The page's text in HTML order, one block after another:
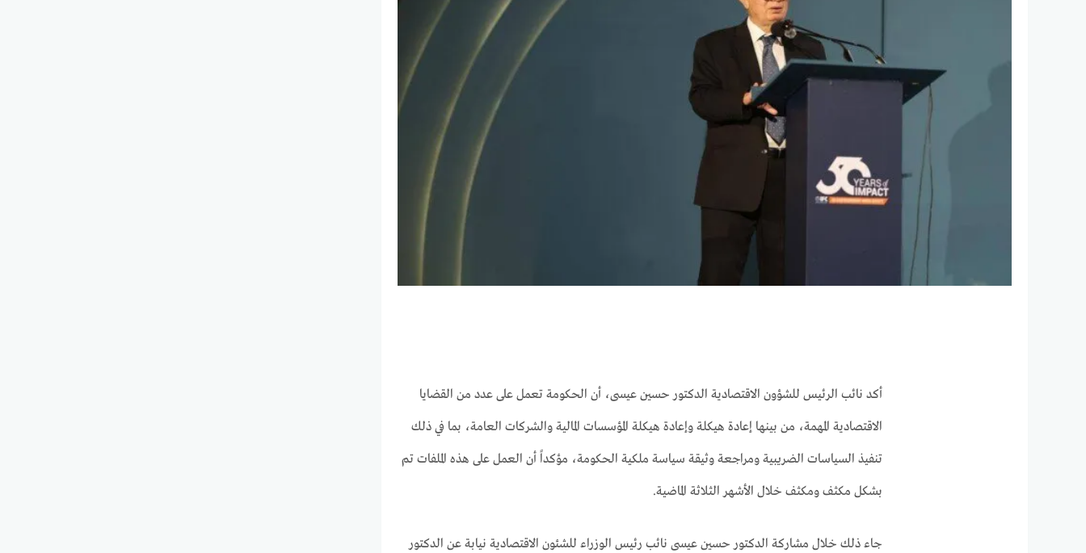
أكد نائب الرئيس للشؤون الاقتصادية الدكتور حسين عيسى، أن الحكومة تعمل على عدد من القضايا
الاقتصادية المهمة، من بينها إعادة هيكلة وإعادة هيكلة المؤسسات المالية والشركات العامة، بما في ذلك
تنفيذ السياسات الضريبية ومراجعة وثيقة سياسة ملكية الحكومة، مؤكداً أن العمل على هذه الملفات تم
بشكل مكثف ومكثف خلال الأشهر الثلاثة الماضية.
جاء ذلك خلال مشاركة الدكتور حسين عيسى نائب رئيس الوزراء للشئون الاقتصادية نيابة عن الدكتور